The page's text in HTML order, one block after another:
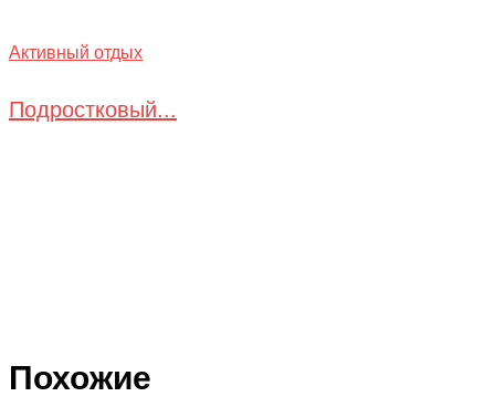
Активный отдых
Подростковый...
Похожие